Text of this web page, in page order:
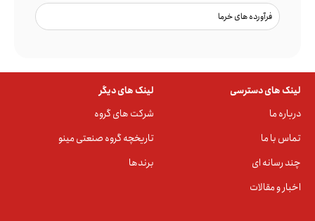
فرآورده های خرما
لینک های دسترسی
درباره ما
تماس با ما
چند رسانه ای
اخبار و مقالات
لینک های دیگر
شرکت های گروه
تاریخچه گروه صنعتی مینو
برندها